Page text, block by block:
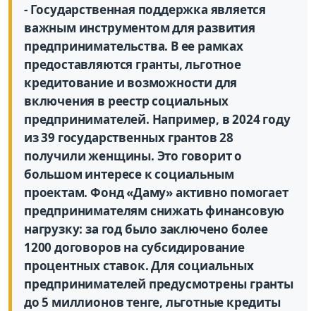
- Государственная поддержка является
важным инструментом для развития
предпринимательства. В ее рамках
предоставляются гранты, льготное
кредитование и возможности для
включения в реестр социальных
предпринимателей. Например, в 2024 году
из 39 государственных грантов 28
получили женщины. Это говорит о
большом интересе к социальным
проектам. Фонд «Даму» активно помогает
предпринимателям снижать финансовую
нагрузку: за год было заключено более
1200 договоров на субсидирование
процентных ставок. Для социальных
предпринимателей предусмотрены гранты
до 5 миллионов тенге, льготные кредиты